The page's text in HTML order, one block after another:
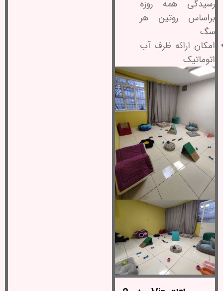
رسیدگی همه روزه
براساس روتین هر
سگ
امکان ارائه ظرف آب
اتوماتیک